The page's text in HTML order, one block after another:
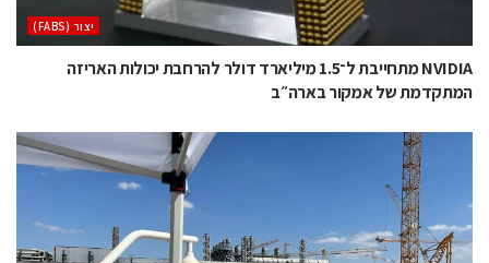
‫יצור (‪(FABS‬‬
NVIDIA מתחייבת ל־1.5 מיליארד דולר להרחבת יכולות האריזה
המתקדמת של אמקור בארה״ב